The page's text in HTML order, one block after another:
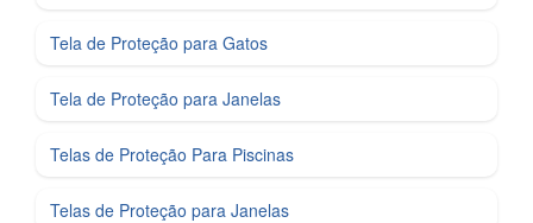
Tela de Proteção para Gatos
Tela de Proteção para Janelas
Telas de Proteção Para Piscinas
Telas de Proteção para Janelas